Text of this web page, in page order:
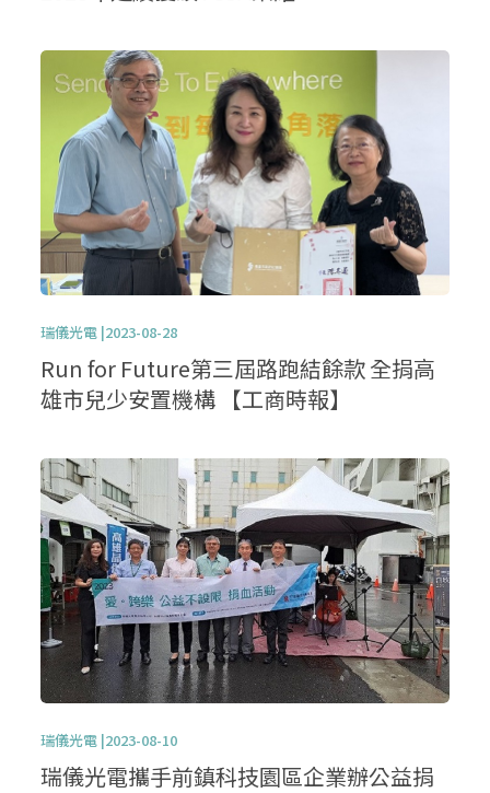
瑞儀光電 |2023-08-28
Run for Future第三屆路跑結餘款 全捐高
雄市兒少安置機構 【工商時報】
瑞儀光電 |2023-08-10
瑞儀光電攜手前鎮科技園區企業辦公益捐